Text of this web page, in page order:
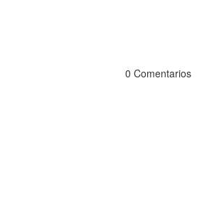
0 Comentarios